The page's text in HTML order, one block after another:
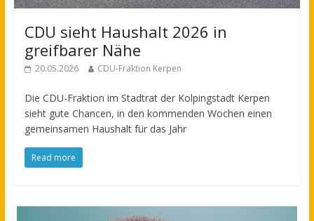
CDU sieht Haushalt 2026 in
greifbarer Nähe
20.05.2026 CDU-Fraktion Kerpen
Die CDU-Fraktion im Stadtrat der Kolpingstadt Kerpen
sieht gute Chancen, in den kommenden Wochen einen
gemeinsamen Haushalt für das Jahr
Read more